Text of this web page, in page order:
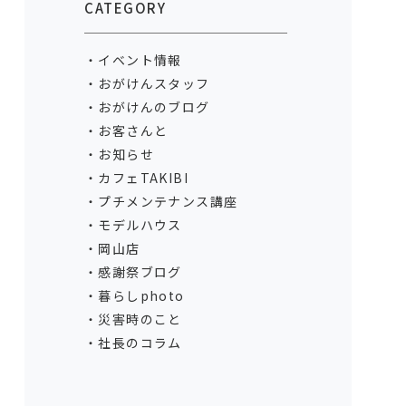
CATEGORY
イベント情報
おがけんスタッフ
おがけんのブログ
お客さんと
お知らせ
カフェTAKIBI
プチメンテナンス講座
モデルハウス
岡山店
感謝祭ブログ
暮らしphoto
災害時のこと
社長のコラム